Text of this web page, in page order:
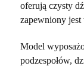
oferują czysty
zapewniony
Model
podzespołów,